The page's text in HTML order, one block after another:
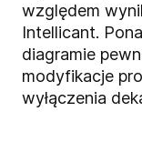
względem
Intellicant.
diagramie
modyfikacje
wyłączenia